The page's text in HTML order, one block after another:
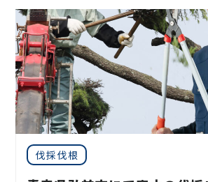
金木犀、アカシア、シダレエゴノキ
梅、かしの木、ブルーアイス、クチ
クスノキ、 薪の木、ケヤキ、コノデ
木、桜、ゴールドクレスト、アオハ
子の木、ゴールデンアカシア、紅葉
グレープフルーツの木、カツラの木
ミ、エゴノキ、ハナミズキ、ジュー
ウシ、カイズカ、
花梨、クロガネモ
サザンカ、ホルトノキ、
地域密着で伐採・抜根・剪定・草刈
こと、造園・植木屋をお探しなら当
い！
当社では造園工事はもちろんのこと
ステリア工事まで自社で一気通貫で
見積もりは無料ですので、 お庭のこ
軽にご連絡ください！
お庭や木に関するお悩みに全力でご
ます！
伐採伐根